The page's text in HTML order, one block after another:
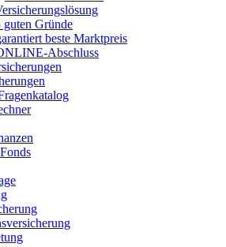
guten Gründe
beste Marktpreis
Abschluss